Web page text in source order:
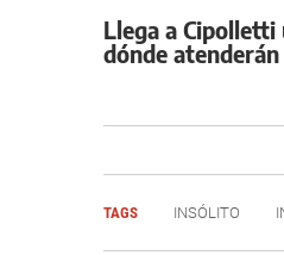
Llega a
dónde atenderán
TAGS INSÓLITO